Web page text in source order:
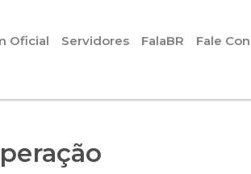
Oficial Servidores FalaBR Fale